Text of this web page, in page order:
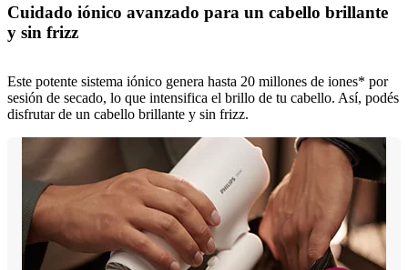
Cuidado iónico avanzado para un cabello brillante
y sin frizz
Este potente sistema iónico genera hasta 20 millones de iones* por
sesión de secado, lo que intensifica el brillo de tu cabello. Así, podés
disfrutar de un cabello brillante y sin frizz.